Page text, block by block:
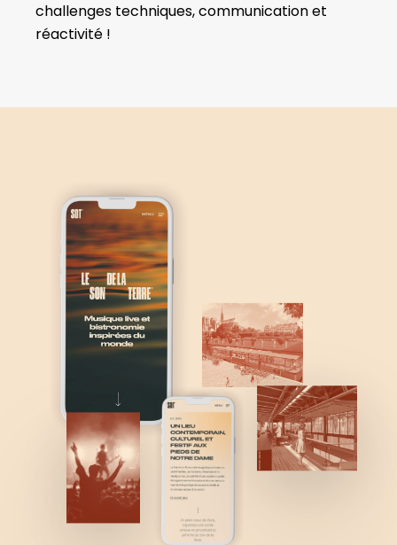
challenges techniques, communication et
réactivité !